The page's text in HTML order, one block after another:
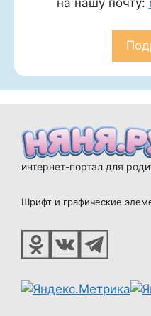
интернет-портал для
Шрифт и графические